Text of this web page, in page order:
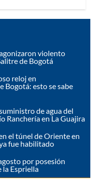
violento
de Bogotá
reloj en
Bogotá: esto se sabe
de agua del
Ranchería en La Guajira
el túnel de Oriente en
fue habilitado
por posesión
la Espriella